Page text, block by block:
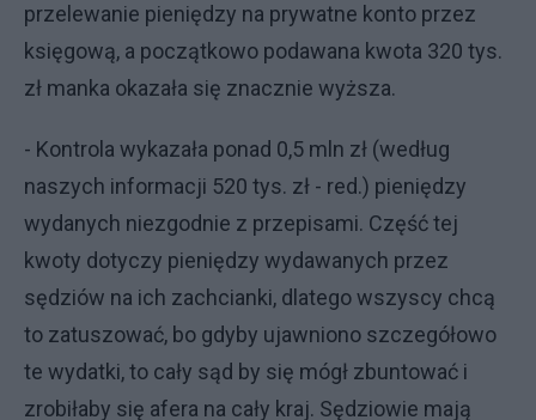
przelewanie pieniędzy na prywatne konto przez
księgową, a początkowo podawana kwota 320 tys.
zł manka okazała się znacznie wyższa.
- Kontrola wykazała ponad 0,5 mln zł (według
naszych informacji 520 tys. zł - red.) pieniędzy
wydanych niezgodnie z przepisami. Część tej
kwoty dotyczy pieniędzy wydawanych przez
sędziów na ich zachcianki, dlatego wszyscy chcą
to zatuszować, bo gdyby ujawniono szczegółowo
te wydatki, to cały sąd by się mógł zbuntować i
zrobiłaby się afera na cały kraj. Sędziowie mają